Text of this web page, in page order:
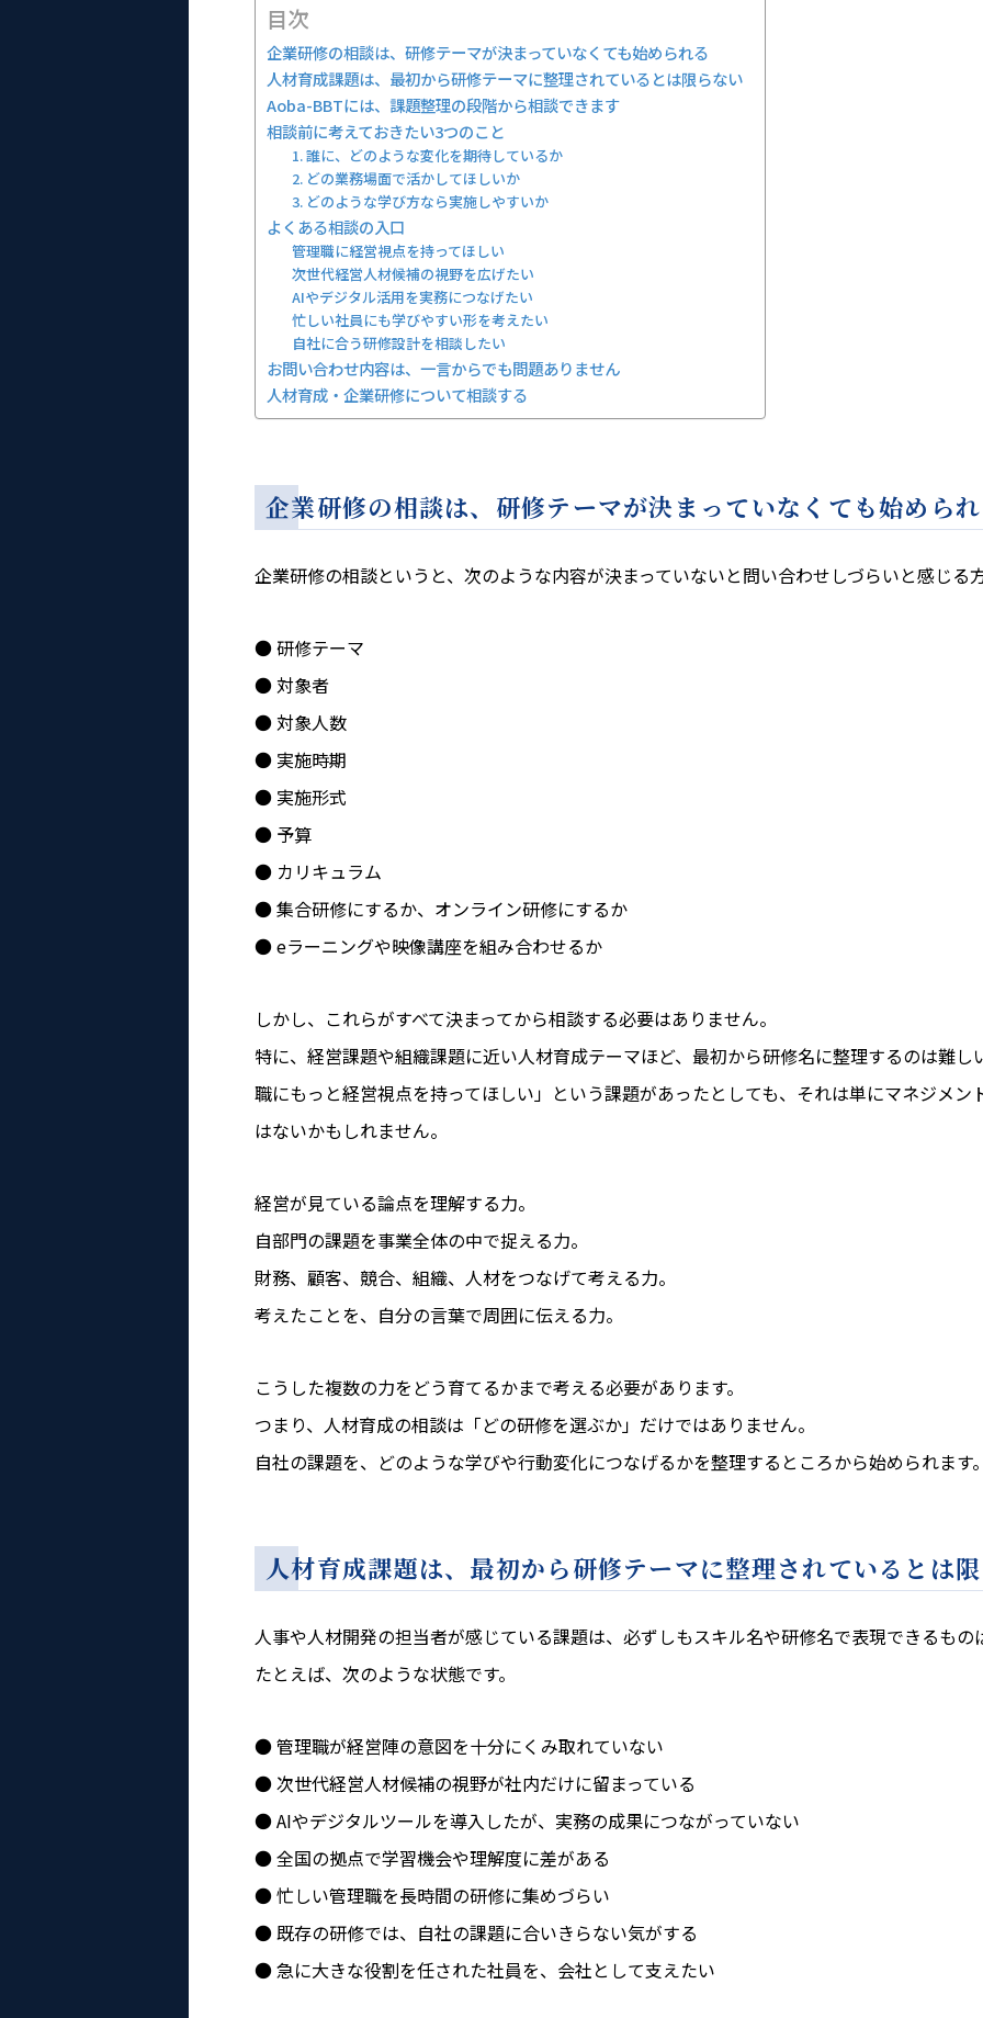
目次
企業研修の相談は、研修テーマが決まっていなくても始められる
人材育成課題は、最初から研修テーマに整理されているとは限らない
Aoba-BBTには、課題整理の段階から相談できます
相談前に考えておきたい3つのこと
1. 誰に、どのような変化を期待しているか
2. どの業務場面で活かしてほしいか
3. どのような学び方なら実施しやすいか
よくある相談の入口
管理職に経営視点を持ってほしい
次世代経営人材候補の視野を広げたい
AIやデジタル活用を実務につなげたい
忙しい社員にも学びやすい形を考えたい
自社に合う研修設計を相談したい
お問い合わせ内容は、一言からでも問題ありません
人材育成・企業研修について相談する
企業研修の相談は、研修テーマが決まっていなくても始めら
企業研修の相談というと、次のような内容が決まっていないと問い合わせしづらいと感じる
研修テーマ
対象者
対象人数
実施時期
実施形式
予算
カリキュラム
集合研修にするか、オンライン研修にするか
eラーニングや映像講座を組み合わせるか
しかし、これらがすべて決まってから相談する必要はありません。
特に、経営課題や組織課題に近い人材育成テーマほど、最初から研修名に整理するのは難し
職にもっと経営視点を持ってほしい」という課題があったとしても、それは単にマネジメン
はないかもしれません。
経営が見ている論点を理解する力。
自部門の課題を事業全体の中で捉える力。
財務、顧客、競合、組織、人材をつなげて考える力。
考えたことを、自分の言葉で周囲に伝える力。
こうした複数の力をどう育てるかまで考える必要があります。
つまり、人材育成の相談は「どの研修を選ぶか」だけではありません。
自社の課題を、どのような学びや行動変化につなげるかを整理するところから始められます
人材育成課題は、最初から研修テーマに整理されているとは
人事や人材開発の担当者が感じている課題は、必ずしもスキル名や研修名で表現できるも
たとえば、次のような状態です。
管理職が経営陣の意図を十分にくみ取れていない
次世代経営人材候補の視野が社内だけに留まっている
AIやデジタルツールを導入したが、実務の成果につながっていない
全国の拠点で学習機会や理解度に差がある
忙しい管理職を長時間の研修に集めづらい
既存の研修では、自社の課題に合いきらない気がする
急に大きな役割を任された社員を、会社として支えたい